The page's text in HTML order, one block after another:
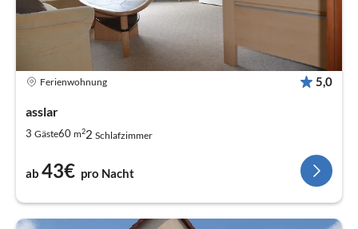
Ferienwohnung 5,0
asslar
3 Gäste60 m22 Schlafzimmer
ab 43€ pro Nacht